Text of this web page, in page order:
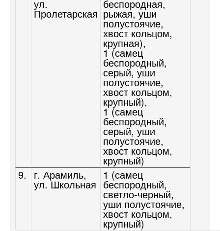
ул.
Пролетарская
беспородная,
рыжая, уши
полустоячие,
хвост кольцом,
крупная),
1 (самец
беспородный,
серый, уши
полустоячие,
хвост кольцом,
крупный),
1 (самец
беспородный,
серый, уши
полустоячие,
хвост кольцом,
крупный)
9.
г. Арамиль,
ул. Школьная
1 (самец
беспородный,
светло-черный,
уши полустоячие,
хвост кольцом,
крупный)